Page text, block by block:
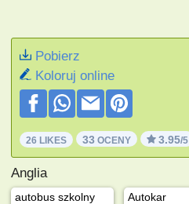
Pobierz
Koloruj online
26 LIKES 33 OCENY 3.95/5
Anglia
autobus szkolny Autokar